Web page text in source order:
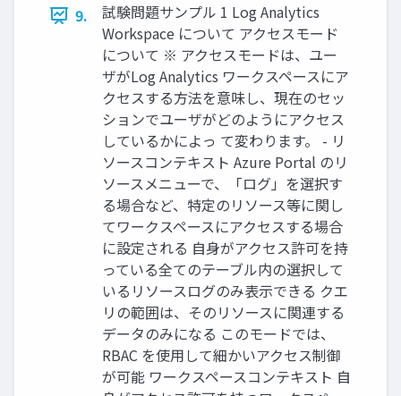
9.
試験問題サンプル 1 Log Analytics
Workspace について アクセスモード
について ※ アクセスモードは、ユー
ザがLog Analytics ワークスペースにア
クセスする方法を意味し、現在のセッ
ションでユーザがどのようにアクセス
しているかによっ て変わります。 - リ
ソースコンテキスト Azure Portal のリ
ソースメニューで、「ログ」を選択す
る場合など、特定のリソース等に関し
てワークスペースにアクセスする場合
に設定される 自身がアクセス許可を持
っている全てのテーブル内の選択して
いるリソースログのみ表示できる クエ
リの範囲は、そのリソースに関連する
データのみになる このモードでは、
RBAC を使用して細かいアクセス制御
が可能 ワークスペースコンテキスト 自